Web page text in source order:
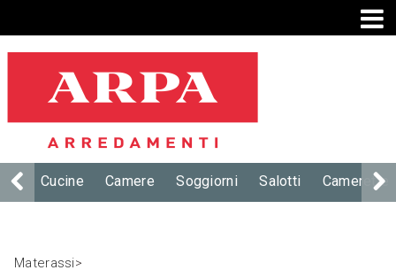
Cucine Camere Soggiorni Salotti Camerette
Materassi>